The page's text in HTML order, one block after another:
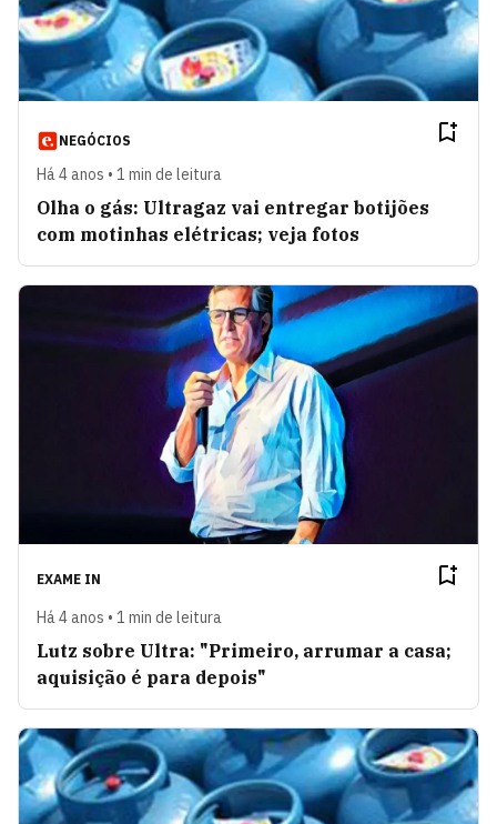
NEGÓCIOS
Há 4 anos • 1 min de leitura
Olha o gás: Ultragaz vai entregar botijões
com motinhas elétricas; veja fotos
EXAME IN
Há 4 anos • 1 min de leitura
Lutz sobre Ultra: "Primeiro, arrumar a casa;
aquisição é para depois"